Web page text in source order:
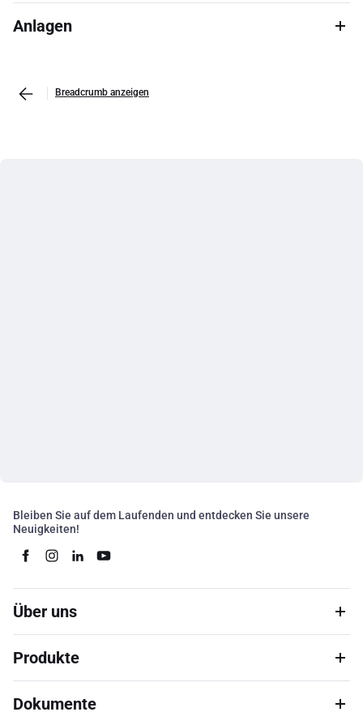
Anlagen
Breadcrumb anzeigen
Bleiben Sie auf dem Laufenden und entdecken Sie unsere
Neuigkeiten!
Über uns
Produkte
Dokumente